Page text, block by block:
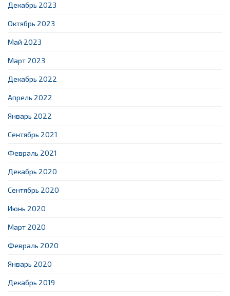
Декабрь 2023
Октябрь 2023
Май 2023
Март 2023
Декабрь 2022
Апрель 2022
Январь 2022
Сентябрь 2021
Февраль 2021
Декабрь 2020
Сентябрь 2020
Июнь 2020
Март 2020
Февраль 2020
Январь 2020
Декабрь 2019